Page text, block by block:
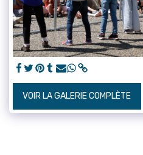
VOIR LA GALERIE COMPLÈTE